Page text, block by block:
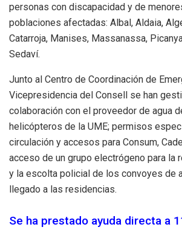
personas con discapacidad y de
poblaciones afectadas: Albal, Aldaia,
Catarroja, Manises, Massanassa,
Sedaví.
Junto al Centro de Coordinación de
Vicepresidencia del Consell se han
colaboración con el proveedor de agua
helicópteros de la UME; permisos
circulación y accesos para Consum,
acceso de un grupo electrógeno para la
y la escolta policial de los convoyes de
llegado a las residencias.
Se ha prestado ayuda directa a